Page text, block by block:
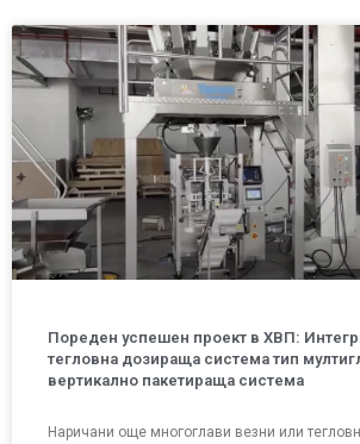
Пореден успешен проект в ХВП:
тегловна дозираща система тип
вертикално пакетираща система
Наричани още многоглави везни или